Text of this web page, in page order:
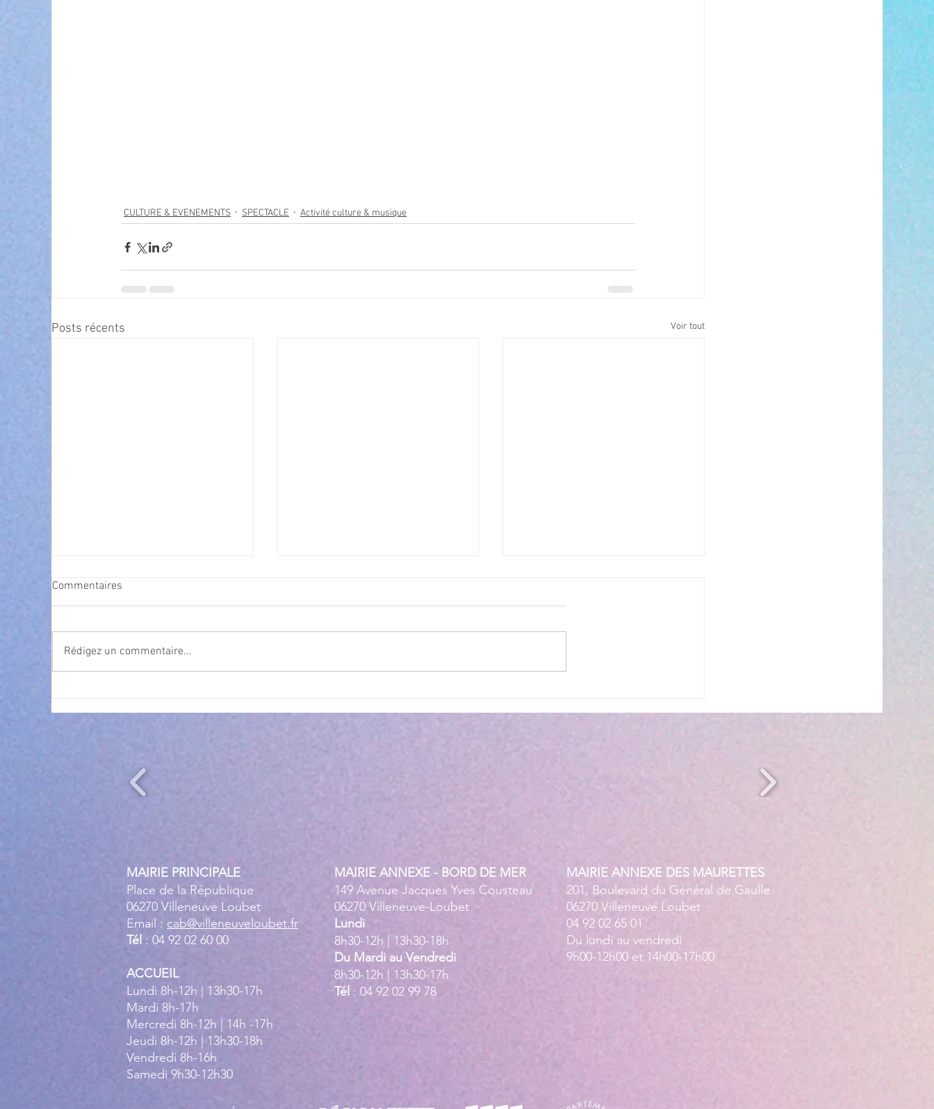
CULTURE & EVENEMENTS SPECTACLE Activité culture & musique
Posts récents Voir tout
Villeneuve Loubet ! ☀️🎤
Commentaires
Rédigez un commentaire...
MAIRIE PRINCIPALE
Place de la République
06270 Villeneuve Loubet
Email : cab@villeneuveloubet.fr
Tél : 04 92 02 60 00
ACCUEIL
Lundi 8h-12h | 13h30-17h
Mardi 8h-17h
Mercredi 8h-12h | 14h -17h
Jeudi 8h-12h | 13h30-18h
Vendredi 8h-16h
Samedi 9h30-12h30
MAIRIE ANNEXE - BORD DE MER
149 Avenue Jacques Yves Cousteau
06270 Villeneuve-Loubet
Lundi
8h30-12h | 13h30-18h
Du Mardi au Vendredi
8h30-12h | 13h30-17h
Tél : 04 92 02 99 78
MAIRIE ANNEXE DES MAURETTES
201, Boulevard du Général de Gaulle
06270 Villeneuve Loubet
04 92 02 65 01
Du lundi au vendredi
9h00-12h00 et 14h00-17h00